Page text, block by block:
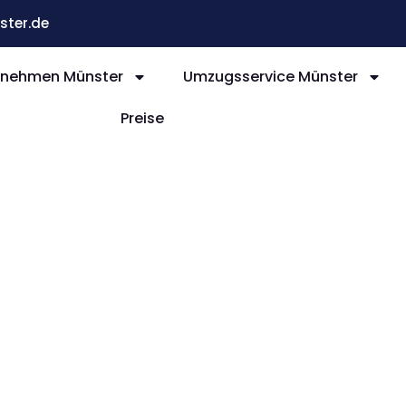
Münster
Umzugsservice Münster
Preise